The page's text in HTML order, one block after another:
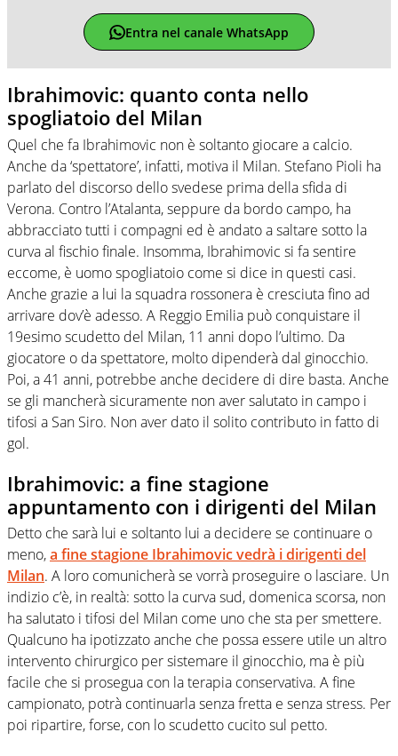
Entra nel canale WhatsApp
Ibrahimovic: quanto conta nello
spogliatoio del Milan
Quel che fa Ibrahimovic non è soltanto giocare a calcio.
Anche da ‘spettatore’, infatti, motiva il Milan. Stefano Pioli ha
parlato del discorso dello svedese prima della sfida di
Verona. Contro l’Atalanta, seppure da bordo campo, ha
abbracciato tutti i compagni ed è andato a saltare sotto la
curva al fischio finale. Insomma, Ibrahimovic si fa sentire
eccome, è uomo spogliatoio come si dice in questi casi.
Anche grazie a lui la squadra rossonera è cresciuta fino ad
arrivare dov’è adesso. A Reggio Emilia può conquistare il
19esimo scudetto del Milan, 11 anni dopo l’ultimo. Da
giocatore o da spettatore, molto dipenderà dal ginocchio.
Poi, a 41 anni, potrebbe anche decidere di dire basta. Anche
se gli mancherà sicuramente non aver salutato in campo i
tifosi a San Siro. Non aver dato il solito contributo in fatto di
gol.
Ibrahimovic: a fine stagione
appuntamento con i dirigenti del Milan
Detto che sarà lui e soltanto lui a decidere se continuare o
meno,a fine stagione Ibrahimovic vedrà i dirigenti del
Milan. A loro comunicherà se vorrà proseguire o lasciare. Un
indizio c’è, in realtà: sotto la curva sud, domenica scorsa, non
ha salutato i tifosi del Milan come uno che sta per smettere.
Qualcuno ha ipotizzato anche che possa essere utile un altro
intervento chirurgico per sistemare il ginocchio, ma è più
facile che si prosegua con la terapia conservativa. A fine
campionato, potrà continuarla senza fretta e senza stress. Per
poi ripartire, forse, con lo scudetto cucito sul petto.